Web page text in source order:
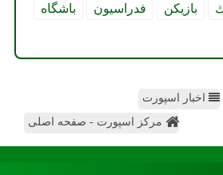
بازیكن فدراسیون
باشگاه
اخبار اسپورت
مرکز اسپورت - صفحه اصلی